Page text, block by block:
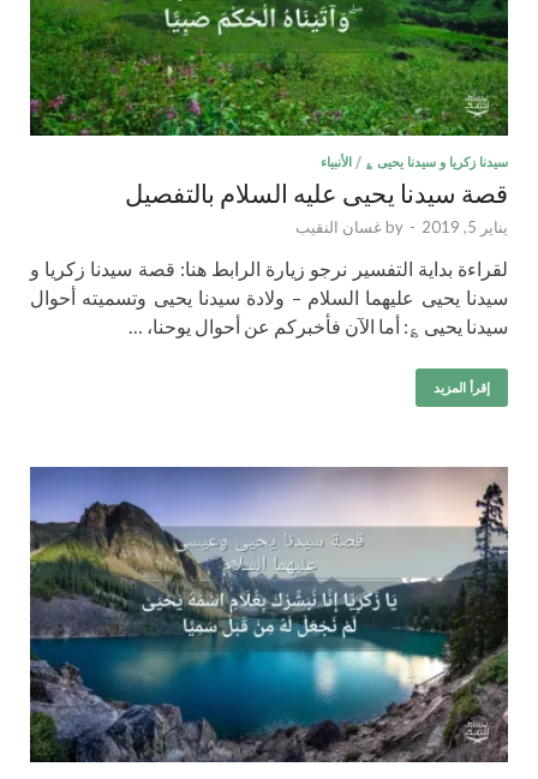
سيدنا زكريا و سيدنا يحيى ؏ / الأنبياء
قصة سيدنا يحيى عليه السلام بالتفصيل
يناير 5, 2019 -
by غسان النقيب
لقراءة بداية التفسير نرجو زيارة الرابط هنا: قصة سيدنا زكريا و
سيدنا يحيى عليهما السلام – ولادة سيدنا يحيى وتسميته أحوال
سيدنا يحيى ؏: أما الآن فأخبركم عن أحوال يوحنا، …
إقرأ المزيد